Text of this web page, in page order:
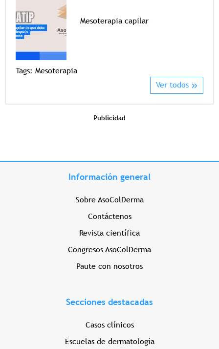
Mesoterapia capilar
Tags: Mesoterapia
Ver todos
Publicidad
Información general
Sobre AsoColDerma
Contáctenos
Revista científica
Congresos AsoColDerma
Paute con nosotros
Secciones destacadas
Casos clínicos
Escuelas de dermatología